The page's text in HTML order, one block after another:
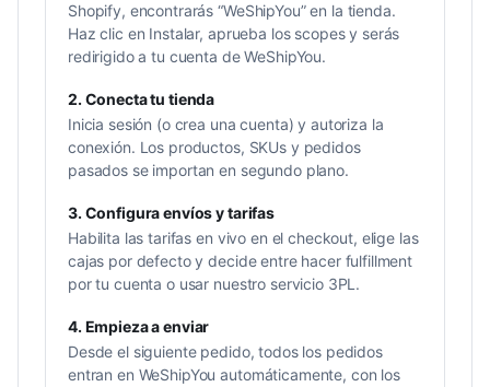
Shopify, encontrarás “WeShipYou” en la tienda.
Haz clic en Instalar, aprueba los scopes y serás
redirigido a tu cuenta de WeShipYou.
2. Conecta tu tienda
Inicia sesión (o crea una cuenta) y autoriza la
conexión. Los productos, SKUs y pedidos
pasados se importan en segundo plano.
3. Configura envíos y tarifas
Habilita las tarifas en vivo en el checkout, elige las
cajas por defecto y decide entre hacer fulfillment
por tu cuenta o usar nuestro servicio 3PL.
4. Empieza a enviar
Desde el siguiente pedido, todos los pedidos
entran en WeShipYou automáticamente, con los